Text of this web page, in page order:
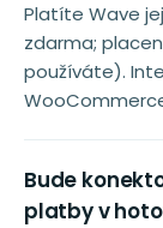
Platíte Wave
zdarma;
používáte).
Bude
platby v